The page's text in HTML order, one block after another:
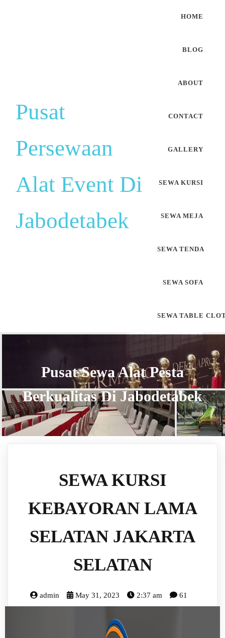
Pusat
Persewaan
Alat Event Di
Jabodetabek
HOME
BLOG
ABOUT
CONTACT
GALLERY
SEWA KURSI
SEWA MEJA
SEWA TENDA
SEWA SOFA
SEWA TABLE
Pusat Sewa Alat Pesta
Berkualitas Di Jabodetabek
SEWA KURSI
KEBAYORAN LAMA
SELATAN JAKARTA
SELATAN
admin May 31, 2023 2:37 am 61